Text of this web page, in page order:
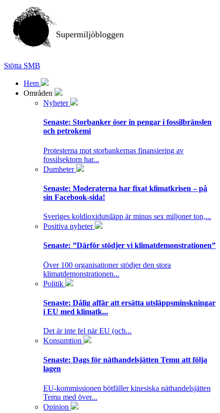
Supermiljöbloggen
Stötta SMB
Hem
Områden
Nyheter
Senaste: Storbanker öser in pengar i fossilbränslen
och petrokemi
Protesterna mot storbankernas finansiering av
fossilsektorn har...
Dumheter
Senaste: Moderaterna har fixat klimatkrisen – på
sin Facebook-sida!
Sveriges koldioxidutsläpp är minus sex miljoner ton,...
Positiva nyheter
Senaste: ”Därför stödjer vi klimatdemonstrationen”
Över 100 organisationer stödjer den stora
klimatdemonstrationen...
Politik
Senaste: Dålig affär att ersätta utsläppsminskningar
i EU med klimatk...
Det är inte fel när EU (och...
Konsumtion
Senaste: Dags för näthandelsjätten Temu att följa
lagen
EU-kommissionen bötfäller kinesiska näthandelsjätten
Temu med över...
Opinion